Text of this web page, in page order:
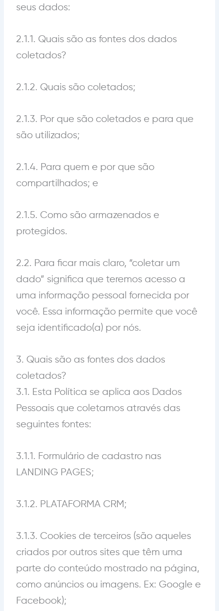
seus dados:
2.1.1. Quais são as fontes dos dados
coletados?
2.1.2. Quais são coletados;
2.1.3. Por que são coletados e para que
são utilizados;
2.1.4. Para quem e por que são
compartilhados; e
2.1.5. Como são armazenados e
protegidos.
2.2. Para ficar mais claro, “coletar um
dado” significa que teremos acesso a
uma informação pessoal fornecida por
você. Essa informação permite que você
seja identificado(a) por nós.
3. Quais são as fontes dos dados
coletados?
3.1. Esta Política se aplica aos Dados
Pessoais que coletamos através das
seguintes fontes:
3.1.1. Formulário de cadastro nas
LANDING PAGES;
3.1.2. PLATAFORMA CRM;
3.1.3. Cookies de terceiros (são aqueles
criados por outros sites que têm uma
parte do conteúdo mostrado na página,
como anúncios ou imagens. Ex: Google e
Facebook);